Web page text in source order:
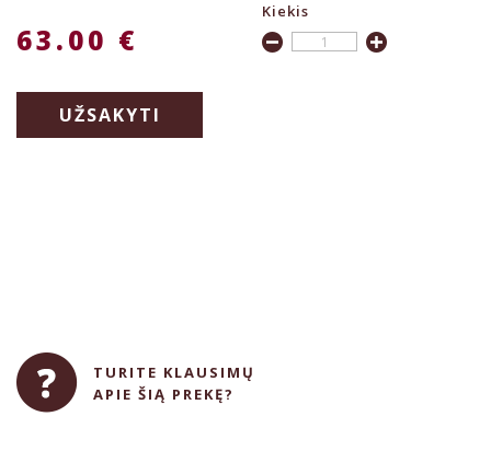
63.00 €
Kiekis
UŽSAKYTI
TURITE KLAUSIMŲ
APIE ŠIĄ PREKĘ?